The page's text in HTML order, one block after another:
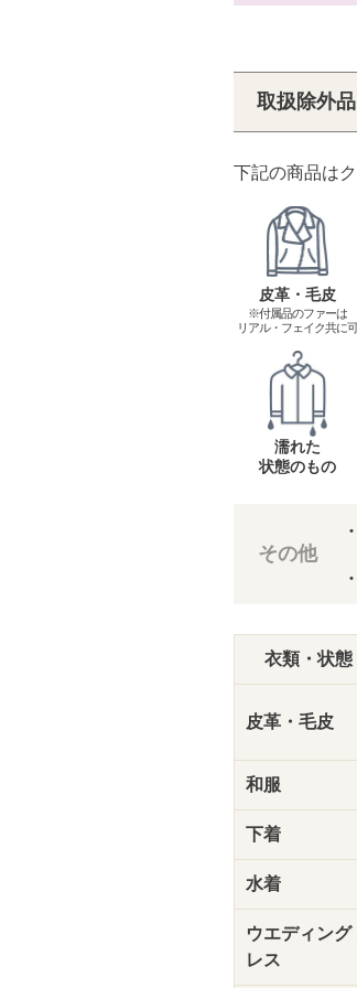
取扱除外
下記の商品は
皮革・毛皮
※付属品のファーは
リアル・フェイク共に可
濡れた
状態のもの
その他
衣類・状態
皮革・毛皮
和服
下着
水着
ウエディング
レス